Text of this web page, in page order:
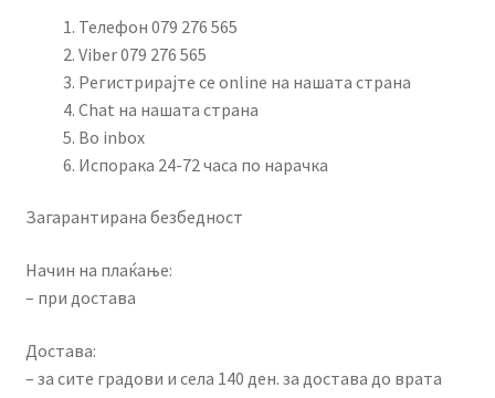
4,240.00 ден.
Телефон 079 276 565
Viber 079 276 565
Регистрирајте се online на нашата страна
Chat на нашата страна
Во inbox
Испорака 24-72 часа по нарачка
Загарантирана безбедност
Начин на плаќање:
– при достава
Достава:
– за сите градови и села 140 ден. за достава до врата